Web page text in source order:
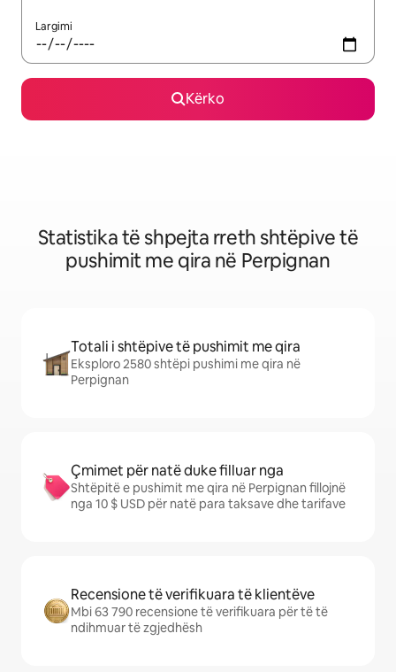
Largimi
Kërko
Statistika të shpejta rreth shtëpive të
pushimit me qira në Perpignan
Totali i shtëpive të pushimit me qira
Eksploro 2580 shtëpi pushimi me qira në
Perpignan
Çmimet për natë duke filluar nga
Shtëpitë e pushimit me qira në Perpignan fillojnë
nga 10 $ USD për natë para taksave dhe tarifave
Recensione të verifikuara të klientëve
Mbi 63 790 recensione të verifikuara për të të
ndihmuar të zgjedhësh